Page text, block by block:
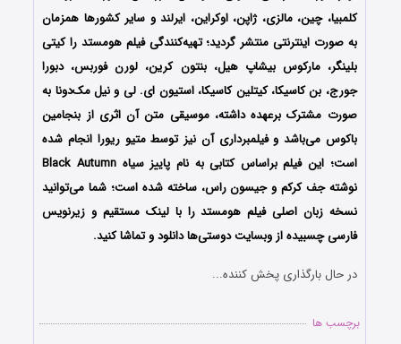
کلمبیا، چین، مالزی، ژاپن، اوکراین، ایرلند و سایر کشورها همزمان
به صورت اینترنتی منتشر گردید؛ تهیه‌کنندگی فیلم هومستد را کیتی
بلینگر، مارکوس بیشاپ هیل، بنتون کرین، لورن فوربس، دبورا
جورج، بن کاسیکا، کیتلین کاسیکا، استیون ای. لی و نیل مک‌دونا به
صورت مشترک برعهده داشته، موسیقی متن آن اثری از بنجامین
باکوس می‌باشد و فیلمبرداری آن نیز توسط متیو ریورا انجام شده
است؛ این فیلم براساس کتابی به نام پاییز سیاه Black Autumn
نوشته جف کرکم و جیسون راس، ساخته شده است؛ شما می‌توانید
نسخه زبان اصلی فیلم هومستد را با ‌لینک مستقیم و زیرنویس
فارسی چسبیده از وبسایت دوستی‌ها دانلود و تماشا کنید.
در حال بارگذاری پخش کننده...
برچسب ها